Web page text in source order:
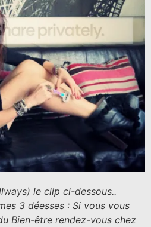
le clip ci-dessous..
3 déesses : Si vous vous
Bien-être rendez-vous chez